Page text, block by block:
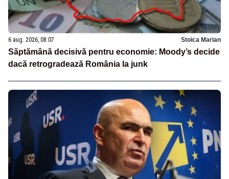
6 aug. 2026, 08:07 Stoica Marian
Săptămână decisivă pentru economie: Moody’s decide
dacă retrogradează România la junk